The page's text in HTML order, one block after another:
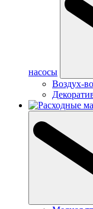
насосы
Воздух-